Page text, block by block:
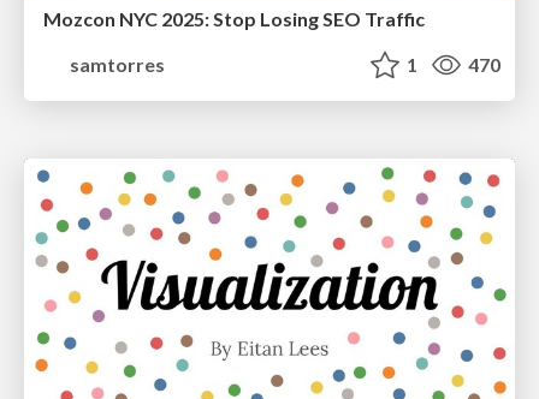
Mozcon NYC 2025: Stop Losing SEO Traffic
samtorres
1 470